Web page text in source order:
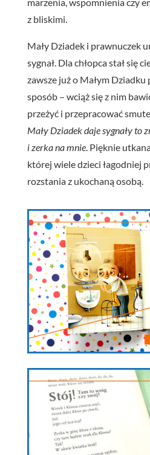
z bliskimi.
Mały Dziadek i prawnuczek
sygnał. Dla chłopca stał się
zawsze już o Małym
sposób – wciąż się z nim
przeżyć i przepracować
Mały Dziadek daje sygnały to
i zerka na mnie. Pięknie
której wiele dzieci łagodniej
rozstania z ukochaną osobą.